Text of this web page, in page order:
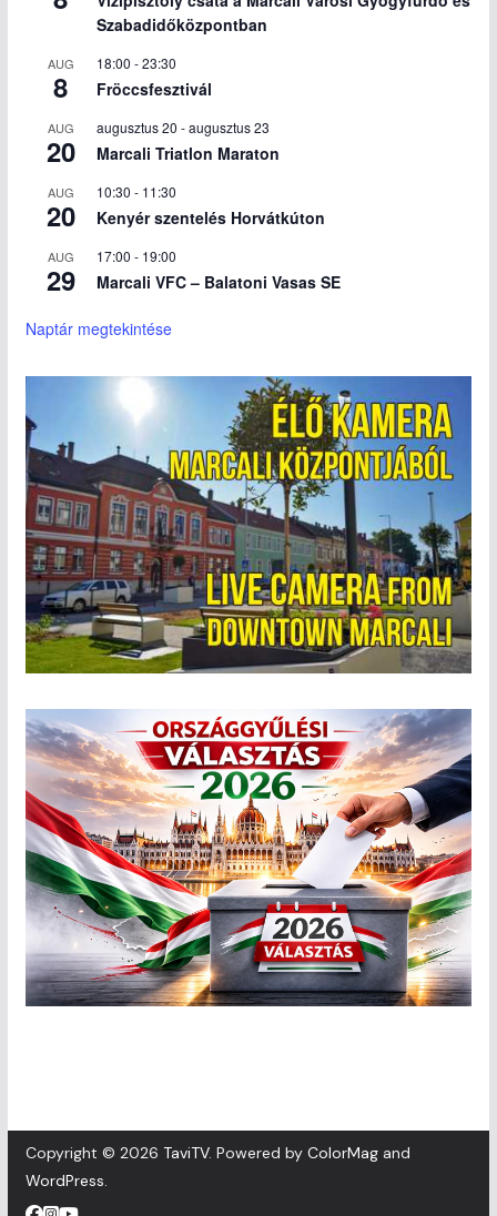
Szabadidőközpontban
AUG
8
18:00 -23:30
Fröccsfesztivál
AUG
20
augusztus 20 -augusztus 23
Marcali Triatlon Maraton
AUG
20
10:30 - 11:30
Kenyér szentelés Horvátkúton
AUG
29
17:00 - 19:00
Marcali VFC – Balatoni Vasas SE
Naptár megtekintése
Copyright © 2026 TaviTV. Powered by ColorMagand
WordPress.